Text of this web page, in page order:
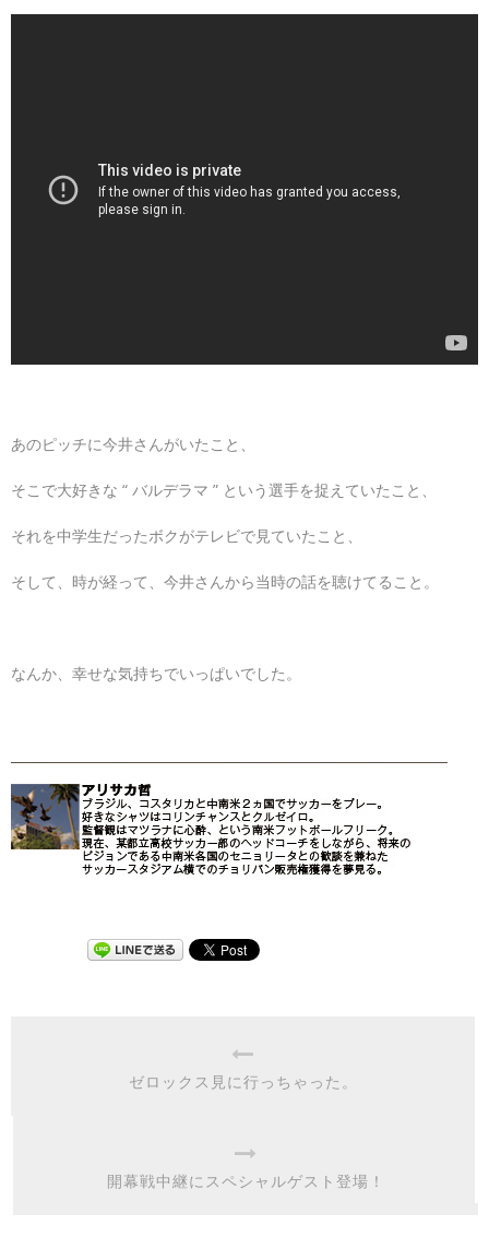
あのピッチに今井さんがいたこと、
そこで大好きな “ バルデラマ ” という選手を捉えていたこと、
それを中学生だったボクがテレビで見ていたこと、
そして、時が経って、今井さんから当時の話を聴けてること。
なんか、幸せな気持ちでいっぱいでした。
ゼロックス見に行っちゃった。
開幕戦中継にスペシャルゲスト登場！